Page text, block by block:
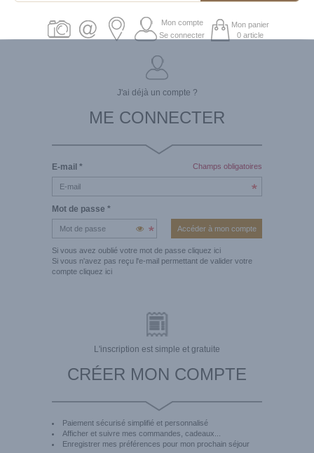
PROMOS
Mon compte
Se connecter
Mon panier
0 article
J'ai déjà un compte ?
ME CONNECTER
Champs obligatoires
E-mail *
Mot de passe *
Si vous avez oublié votre mot de passe cliquez ici
Si vous n'avez pas reçu l'e-mail permettant de valider votre
compte cliquez ici
L'inscription est simple et gratuite
CRÉER MON COMPTE
Paiement sécurisé simplifié et personnalisé
Afficher et suivre mes commandes, cadeaux...
Enregistrer mes préférences pour mon prochain séjour